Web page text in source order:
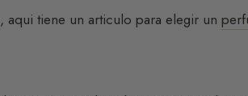
aqui tiene un articulo para elegir un